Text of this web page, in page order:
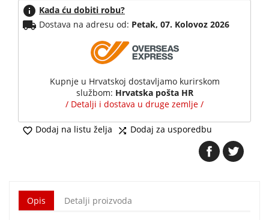
info Kada ću dobiti robu?
local_shipping Dostava na adresu od: Petak, 07. Kolovoz 2026
Kupnje u Hrvatskoj dostavljamo kurirskom
službom: Hrvatska pošta HR
/ Detalji i dostava u druge zemlje /
 Dodaj na listu želja  Dodaj za usporedbu
Opis Detalji proizvoda